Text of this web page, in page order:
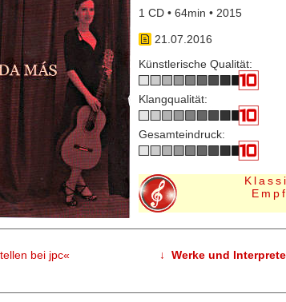
1 CD • 64min • 2015
21.07.2016
Künstlerische Qualität:
Klangqualität:
Gesamteindruck:
bei jpc« ↓ Werke und